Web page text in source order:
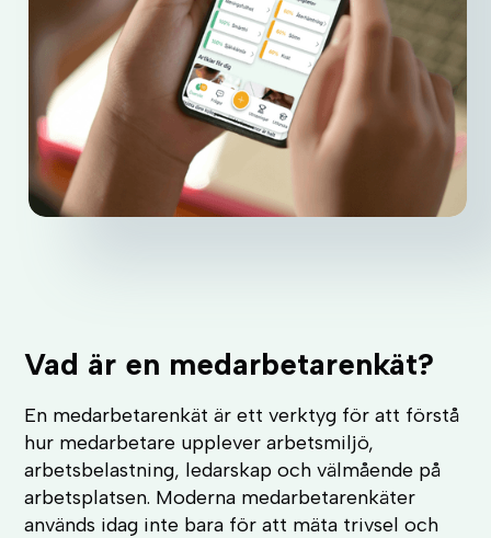
Vad är en medarbetarenkät?
En medarbetarenkät är ett verktyg för att förstå
hur medarbetare upplever arbetsmiljö,
arbetsbelastning, ledarskap och välmående på
arbetsplatsen. Moderna medarbetarenkäter
används idag inte bara för att mäta trivsel och